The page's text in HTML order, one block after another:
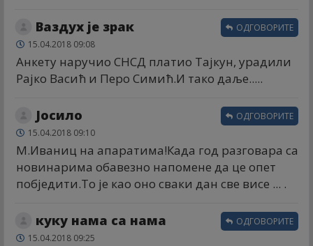
Ваздух је зрак
15.04.2018 09:08
Анкету наручио СНСД платио Тајкун, урадили
Рајко Васић и Перо Симић.И тако даље.....
ОДГОВОРИТЕ
Јосило
15.04.2018 09:10
М.Иваниц на апаратима!Када год разговара са
новинарима обавезно напомене да це опет
побједити.То је као оно сваки дан све висе ... .
ОДГОВОРИТЕ
куку нама са нама
15.04.2018 09:25
ОДГОВОРИТЕ